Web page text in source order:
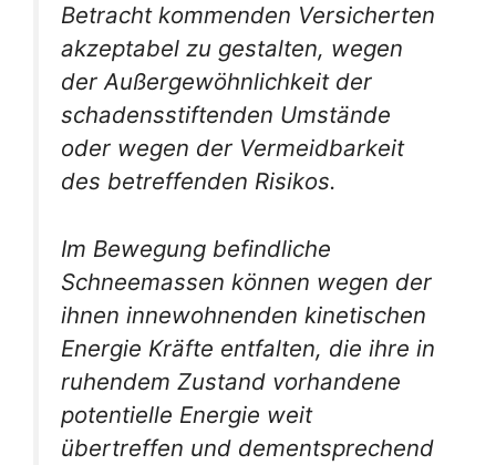
Betracht kommenden Versicherten
akzeptabel zu gestalten, wegen
der Außergewöhnlichkeit der
schadensstiftenden Umstände
oder wegen der Vermeidbarkeit
des betreffenden Risikos.
Im Bewegung befindliche
Schneemassen können wegen der
ihnen innewohnenden kinetischen
Energie Kräfte entfalten, die ihre in
ruhendem Zustand vorhandene
potentielle Energie weit
übertreffen und dementsprechend